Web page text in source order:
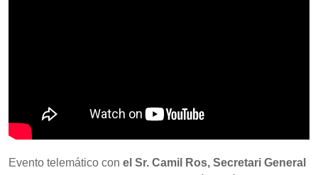
Evento telemático con el Sr. Camil Ros, Secretari General